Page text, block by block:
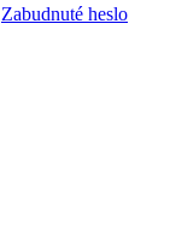
Zabudnuté heslo